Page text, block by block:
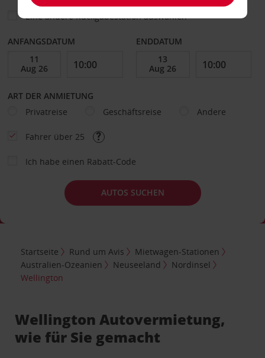
Eine andere Rückgabestation auswählen
ANFANGSDATUM ENDDATUM
ART DER ANMIETUNG
Privatreise
Geschäftsreise Andere
Fahrer über 25
Ich habe einen Rabatt-Code
AUTOS SUCHEN
Startseite Rund um Avis
Mietwagen-Stationen
Australien-Ozeanien
Neuseeland
Nordinsel
Wellington
Wellington Autovermietung,
wie für Sie gemacht